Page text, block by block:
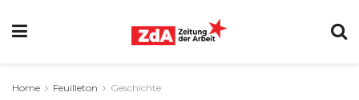
Home Feuilleton Geschichte